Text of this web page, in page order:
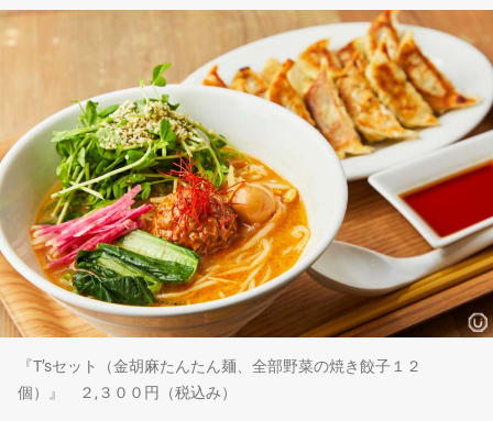
『T’sセット（金胡麻たんたん麺、全部野菜の焼き餃子１２
個）』 ２,３００円（税込み）